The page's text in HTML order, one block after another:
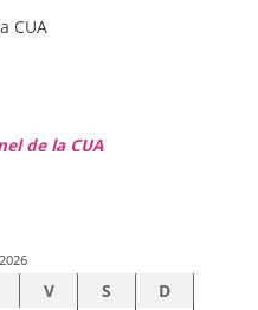
CUA
de la CUA
V S
D